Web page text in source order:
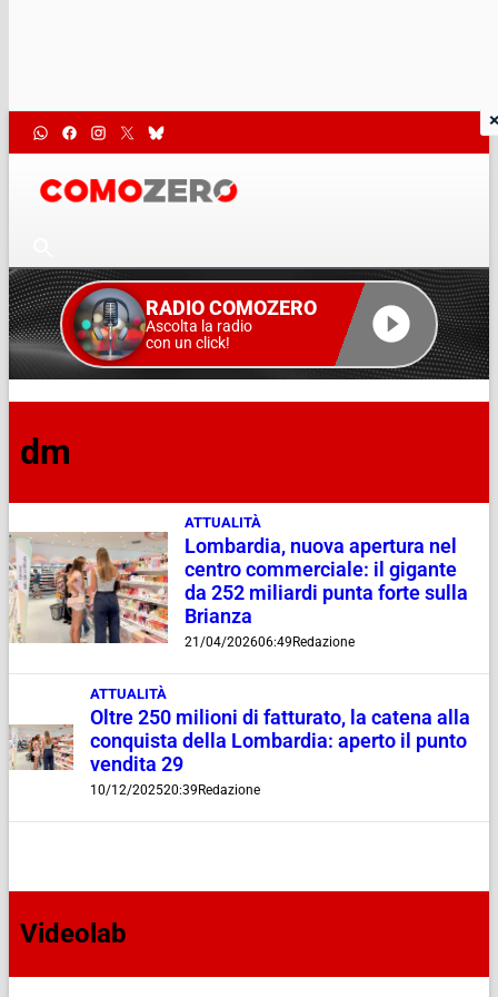
RADIO COMOZERO
Ascolta la radio
con un click!
dm
ATTUALITÀ
Lombardia, nuova apertura nel
centro commerciale: il gigante
da 252 miliardi punta forte sulla
Brianza
21/04/202606:49Redazione
ATTUALITÀ
Oltre 250 milioni di fatturato, la catena alla
conquista della Lombardia: aperto il punto
vendita 29
10/12/202520:39Redazione
Videolab